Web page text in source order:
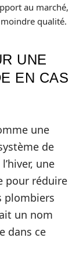
au marché,
qualité.
UNE
EN CAS
une
de
une
pour réduire
plombiers
un nom
dans ce